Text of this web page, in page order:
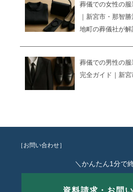
葬儀での女性の服
｜新宮市・那智
地町の葬儀社が解
葬儀での男性の服
完全ガイド｜新宮
［お問い合わせ］
＼かんたん1分で
資料請求・お問